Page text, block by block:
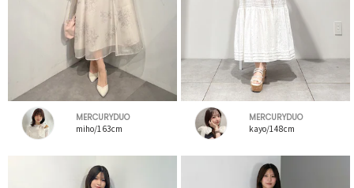
MERCURYDUO
miho/163cm
MERCURYDUO
kayo/148cm